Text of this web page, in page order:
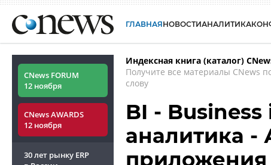
ГЛАВНАЯНОВОСТИАНАЛИТИКА
CNews FORUM
12 ноября
CNews AWARDS
12 ноября
30 лет рынку ERP
Индексная книга (каталог)
Получите все материалы CNews
слову
BI -
аналитика -
приложения